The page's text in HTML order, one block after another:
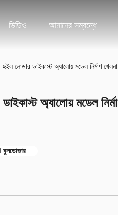
ভিডিও আমাদের সম্বন্ধে
লোডার ডাইকাস্ট অ্যালোয় মডেল নির্মাণ
অ্যালোয় মডেল